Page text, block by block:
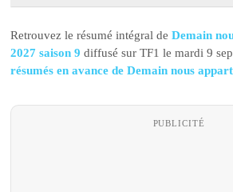
Retrouvez le résumé intégral deDemain
2027 saison 9 diffusé sur TF1 le mardi 9
résumés en avance de Demain nous
PUBLICITÉ